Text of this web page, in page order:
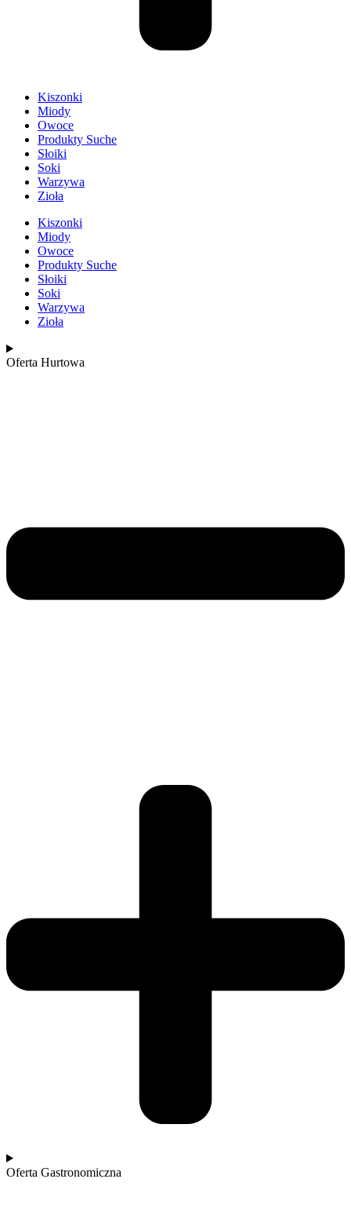
Kiszonki
Miody
Owoce
Produkty Suche
Słoiki
Soki
Warzywa
Zioła
Kiszonki
Miody
Owoce
Produkty Suche
Słoiki
Soki
Warzywa
Zioła
Oferta Hurtowa
Oferta Gastronomiczna